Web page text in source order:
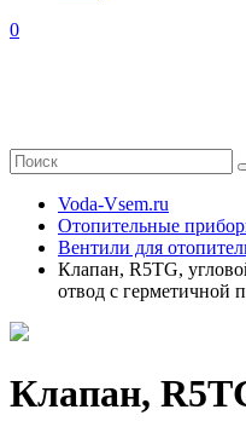
0
Voda-Vsem.ru
Отопительные
Вентили для
Клапан, R5TG,
отвод с герметичной
Клапан,